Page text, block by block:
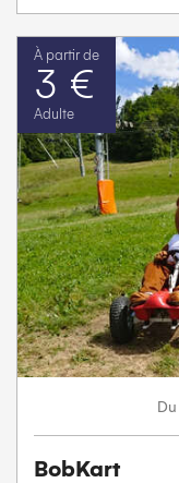
À partir de
3 €
Adulte
Du
BobKart